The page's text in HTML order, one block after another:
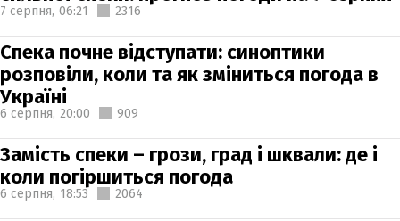
7 серпня, 06:21 2316
Спека почне відступати: синоптики
розповіли, коли та як зміниться погода в
Україні
6 серпня, 20:00 909
Замість спеки – грози, град і шквали: де і
коли погіршиться погода
6 серпня, 18:53 2064